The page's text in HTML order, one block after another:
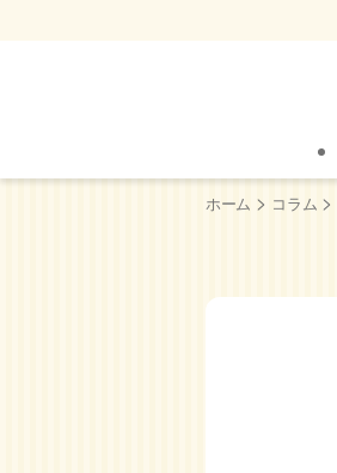
ホーム > コラム >